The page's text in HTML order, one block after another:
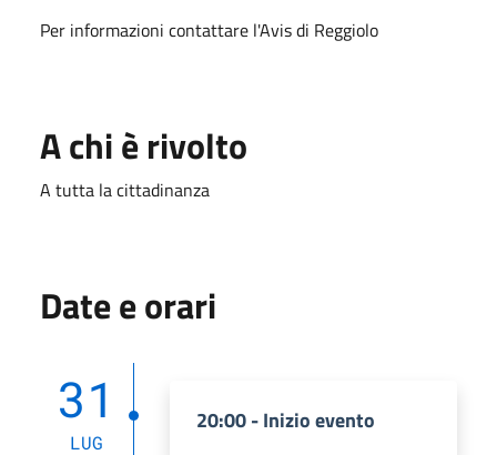
Per informazioni contattare l'Avis di Reggiolo
A chi è rivolto
A tutta la cittadinanza
Date e orari
31
LUG
20:00 - Inizio evento